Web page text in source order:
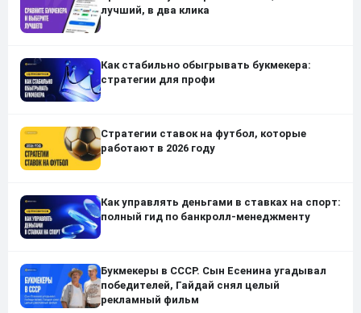
лучший, в два клика
Как стабильно обыгрывать букмекера:
стратегии для профи
Стратегии ставок на футбол, которые
работают в 2026 году
Как управлять деньгами в ставках на спорт:
полный гид по банкролл-менеджменту
Букмекеры в СССР. Сын Есенина угадывал
победителей, Гайдай снял целый
рекламный фильм